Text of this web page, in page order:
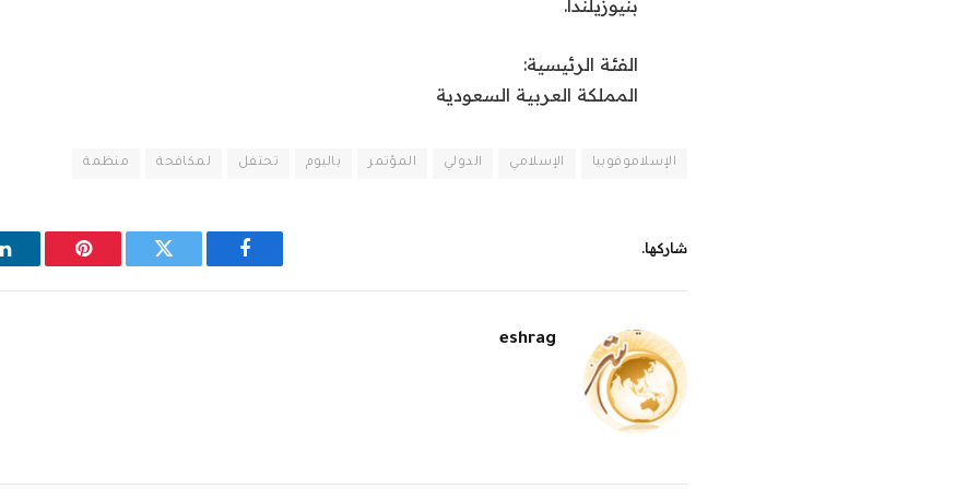
بنيوزيلندا.
الفئة الرئيسية:
المملكة العربية السعودية
الإسلاموفوبيا الإسلامي الدولي المؤتمر باليوم تحتفل لمكافحة منظمة
شاركها.
فيسبوك تويتر بينتيريست
eshrag